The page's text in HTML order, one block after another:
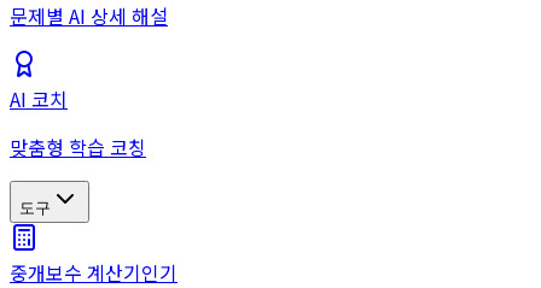
문제별 AI 상세 해설
AI 코치
맞춤형 학습 코칭
도구
중개보수 계산기인기